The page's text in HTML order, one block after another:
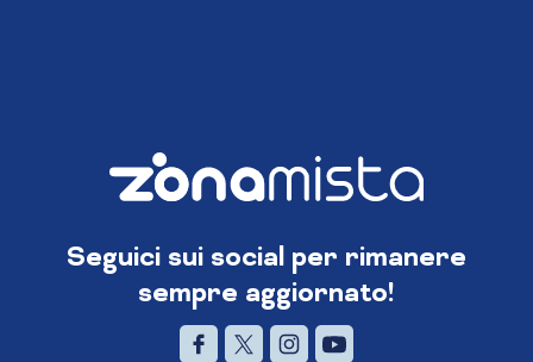
Seguici sui social per rimanere
sempre aggiornato!